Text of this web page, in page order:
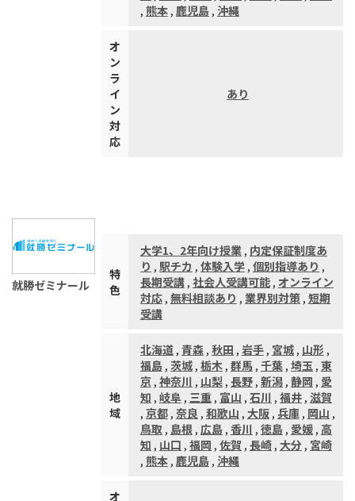
, 熊本, 鹿児島, 沖縄
オ
ン
ラ
イ
ン
対
応
あり
就勝ゼミナール
特
色
大学1、2年向け授業, 内定保証制度あ
り , 駅チカ , 体験入学, 個別指導あり ,
長期受講, 社会人受講可能, オンライン
対応, 無料相談あり , 業界別対策, 短期
受講
地
域
北海道, 青森, 秋田 , 岩手, 宮城, 山形 ,
福島, 茨城, 栃木, 群馬, 千葉, 埼玉, 東
京, 神奈川 , 山梨, 長野, 新潟, 静岡 , 愛
知 , 岐阜, 三重, 富山 , 石川 , 福井, 滋賀
, 京都, 奈良 , 和歌山 , 大阪, 兵庫, 岡山 ,
鳥取, 島根, 広島, 香川 , 徳島, 愛媛, 高
知 , 山口 , 福岡 , 佐賀 , 長崎, 大分, 宮崎
, 熊本, 鹿児島, 沖縄
オ